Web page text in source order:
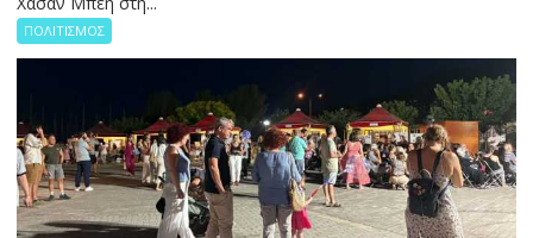
ΠΟΛΙΤΙΣΜΟΣ